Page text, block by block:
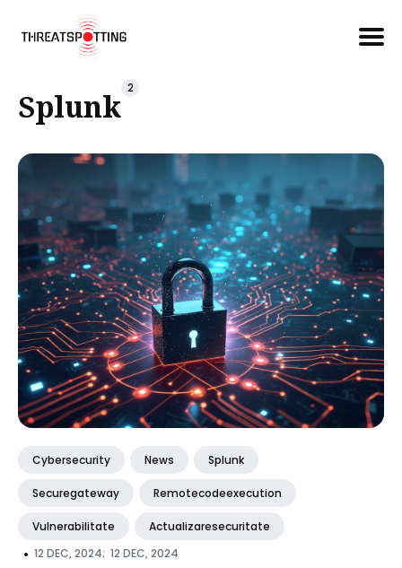
Splunk 2
Cybersecurity News Splunk
Securegateway Remotecodeexecution
Vulnerabilitate Actualizaresecuritate
• 12 DEC, 2024; 12 DEC, 2024